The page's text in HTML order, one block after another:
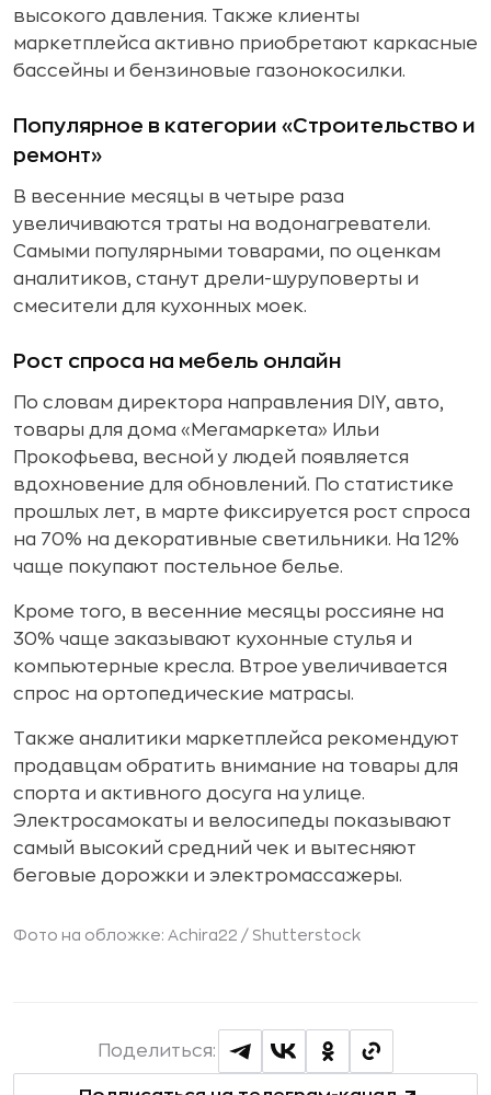
высокого давления. Также клиенты
маркетплейса активно приобретают каркасные
бассейны и бензиновые газонокосилки.
Популярное в категории «Строительство и
ремонт»
В весенние месяцы в четыре раза
увеличиваются траты на водонагреватели.
Самыми популярными товарами, по оценкам
аналитиков, станут дрели-шуруповерты и
смесители для кухонных моек.
Рост спроса на мебель онлайн
По словам директора направления DIY, авто,
товары для дома «Мегамаркета» Ильи
Прокофьева, весной у людей появляется
вдохновение для обновлений. По статистике
прошлых лет, в марте фиксируется рост спроса
на 70% на декоративные светильники. На 12%
чаще покупают постельное белье.
Кроме того, в весенние месяцы россияне на
30% чаще заказывают кухонные стулья и
компьютерные кресла. Втрое увеличивается
спрос на ортопедические матрасы.
Также аналитики маркетплейса рекомендуют
продавцам обратить внимание на товары для
спорта и активного досуга на улице.
Электросамокаты и велосипеды показывают
самый высокий средний чек и вытесняют
беговые дорожки и электромассажеры.
Фото на обложке: Achira22 / Shutterstock
Поделиться: